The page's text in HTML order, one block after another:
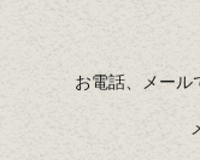
お電話、メール